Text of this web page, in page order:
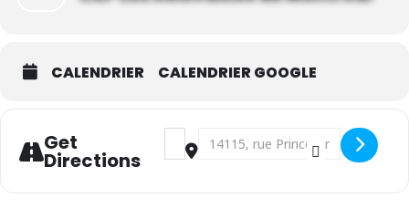
Accès au Wifi et à des jeux de société
CALENDRIER CALENDRIER GOOGLE
Get
Directions
Address - Mardis ludiques / Parents à
Destination Address - Mardis